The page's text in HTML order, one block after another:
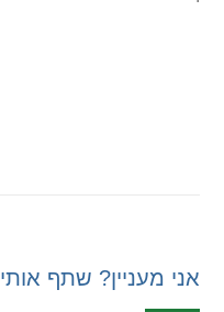
אני מעניין? שתף אותי